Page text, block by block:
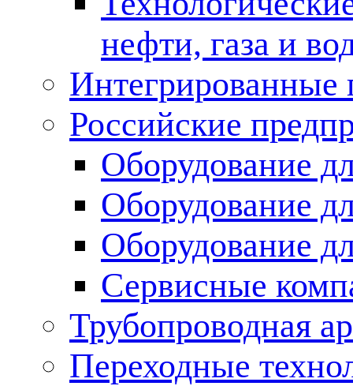
нефти, газа и
Российские
Оборудование
Оборудование
Оборудование
Сервисные
Трубопроводная
Переходные